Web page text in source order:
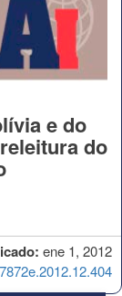
ene 1, 2012
e do
do